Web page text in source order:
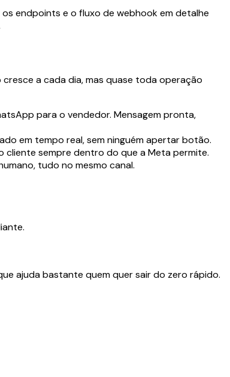
endpoints e o fluxo de webhook em detalhe
a cada dia, mas quase toda operação
para o vendedor. Mensagem pronta,
em tempo real, sem ninguém apertar botão.
cliente sempre dentro do que a Meta permite.
tudo no mesmo canal.
ajuda bastante quem quer sair do zero rápido.